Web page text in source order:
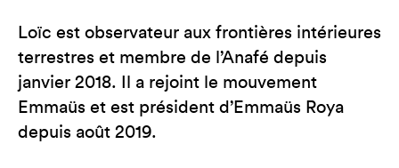
Loïc est observateur aux frontières intérieures
terrestres et membre de l’Anafé depuis
janvier 2018. Il a rejoint le mouvement
Emmaüs et est président d’Emmaüs Roya
depuis août 2019.